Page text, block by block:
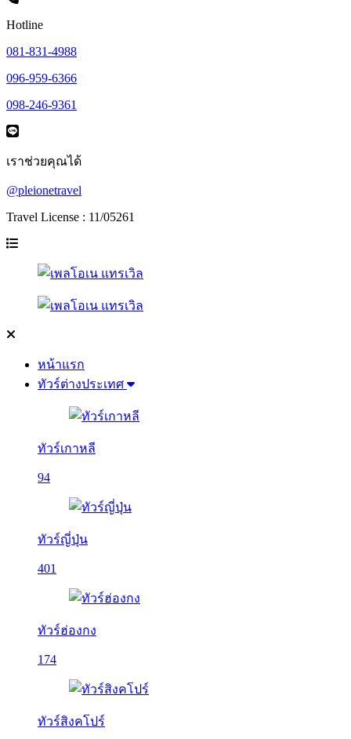
Hotline
081-831-4988
096-959-6366
098-246-9361
เราช่วยคุณได้
@pleionetravel
Travel License : 11/05261
หน้าแรก
ทัวร์ต่างประเทศ
ทัวร์เกาหลี
94
ทัวร์ญี่ปุ่น
401
ทัวร์ฮ่องกง
174
ทัวร์สิงคโปร์